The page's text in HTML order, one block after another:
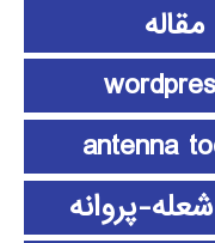
پروانه